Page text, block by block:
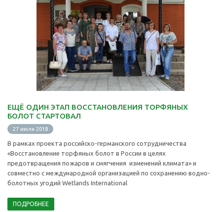
ЕЩЁ ОДИН ЭТАП ВОССТАНОВЛЕНИЯ ТОРФЯНЫХ
БОЛОТ СТАРТОВАЛ
27 июля 2018
В рамках проекта российско-германского сотрудничества
«Восстановление торфяных болот в России в целях
предотвращения пожаров и смягчения изменений климата» и
совместно с международной организацией по сохранению водно-
болотных угодий Wetlands International
ПОДРОБНЕЕ